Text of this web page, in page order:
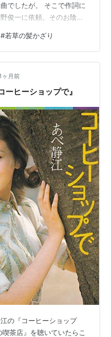
でしたが。 そこで作詞に
俊一に依頼。そのお陰か
ました。 若草の髪かざり
あなたが髪に 結んでく
かざり やさしい春の 日差
てる チェリッシュ♪ ほん
ベールの代わりの 若草
#若草の髪かざり
ヶ月前
ヒーショップで』
の『コーヒーショップ
茶店』を聴いていたらこ